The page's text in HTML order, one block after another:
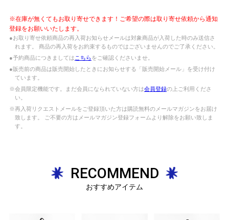
※在庫が無くてもお取り寄せできます！ご希望の際は取り寄せ依頼から通知
登録をお願いいたします。
●お取り寄せ依頼商品の再入荷お知らせメールは対象商品が入荷した時のみ送信さ
れます。 商品の再入荷をお約束するものではございませんのでご了承ください。
●予約商品につきましては こちらをご確認くださいませ。
●販売前の商品は販売開始したときにお知らせする「販売開始メール」を受け付け
ています。
※会員限定機能です。まだ会員になられていない方は会員登録の上ご利用くださ
い。
※再入荷リクエストメールをご登録頂いた方は購読無料のメールマガジンをお届け
致します。 ご不要の方はメールマガジン登録フォームより解除をお願い致しま
す。
RECOMMEND
おすすめアイテム